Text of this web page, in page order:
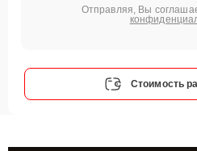
Отправляя, Вы
Стоимость